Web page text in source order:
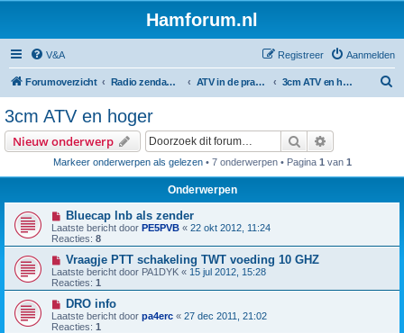
Hamforum.nl
V&A Aanmelden
Registreer
Forumoverzicht Radio zendamateur, luisteramateur en elektronica zelfbouw ATV in de praktijk en zelfbouw 3cm ATV en hoger
3cm ATV en hoger
Nieuw onderwerp Zoek
Markeer onderwerpen als gelezen• 7 onderwerpen • Pagina 1 van 1
Onderwerpen
Bluecap lnb als zender
Laatste bericht door PE5PVB « 22 okt 2012, 11:24
Reacties: 8
Vraagje PTT schakeling TWT voeding 10 GHZ
Laatste bericht door PA1DYK « 15 jul 2012, 15:28
Reacties: 1
DRO info
Laatste bericht door pa4erc « 27 dec 2011, 21:02
Reacties: 1